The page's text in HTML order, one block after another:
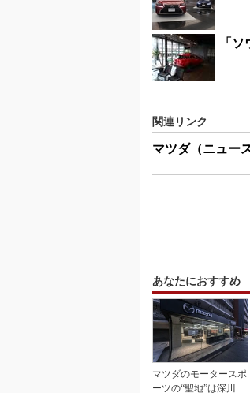
「
関連リンク
マツダ（ニュー
あなたにおすすめ
マツダのモータースポ
ーツの“聖地”は深川